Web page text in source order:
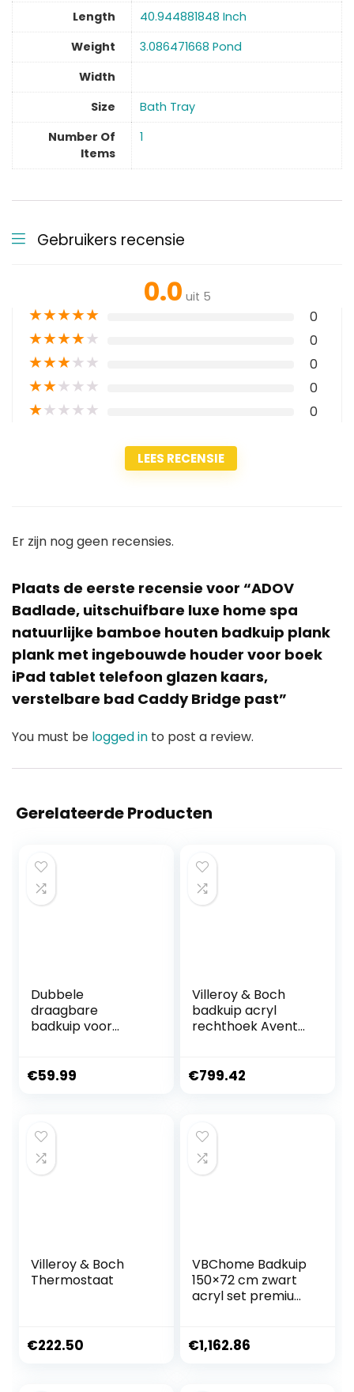
Length
40.944881848 Inch
Weight
3.086471668 Pond
Width
Size
Bath Tray
Number Of
Items
1
Gebruikers recensie
0.0 uit 5
★★★★★ 0
★★★★★ 0
★★★★★ 0
★★★★★ 0
★★★★★ 0
LEES RECENSIE
Er zijn nog geen recensies.
Plaats de eerste recensie voor “ADOV
Badlade, uitschuifbare luxe home spa
natuurlijke bamboe houten badkuip plank
plank met ingebouwde houder voor boek
iPad tablet telefoon glazen kaars,
verstelbare bad Caddy Bridge past”
You must be logged in to post a review.
Gerelateerde Producten
Dubbele
draagbare
badkuip voor
badkuip grote
bad, warm/ijsbad
voor volwassenen
– blauw
€59.99
Villeroy & Boch
badkuip acryl
rechthoek Avento
1800x800mm
€799.42
Villeroy & Boch
Thermostaat
€222.50
VBChome Badkuip
150×72 cm zwart
acryl set premium
overloop sifon
€1,162.86